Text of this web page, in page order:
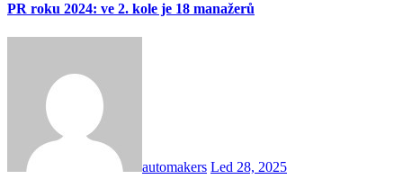
PR roku 2024: ve 2. kole je 18 manažerů
automakers Led 28, 2025